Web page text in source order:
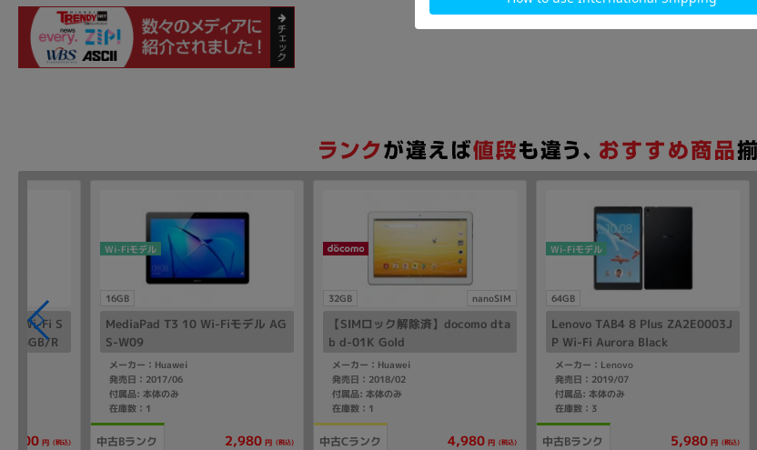
Wi-Fi S
R
円 (税込)
16GB
Wi-Fiモデル
MediaPad T3 10 Wi-Fiモデル AG
S-W09
メーカー：Huawei
発売日：2017/06
付属品: 本体のみ
在庫数：1
中古Bランク 2,980 円 (税込)
32GB nanoSIM
【SIMロック解除済】docomo dta
b d-01K Gold
メーカー：Huawei
発売日：2018/02
付属品: 本体のみ
在庫数：1
中古Cランク 4,980 円 (税込)
64GB
Wi-Fiモデル
Lenovo TAB4 8 Plus ZA2E0003J
P Wi-Fi Aurora Black
メーカー：Lenovo
発売日：2019/07
付属品: 本体のみ
在庫数：3
中古Bランク 5,980 円 (税込)